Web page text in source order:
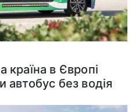
в Європі
автобус без водія